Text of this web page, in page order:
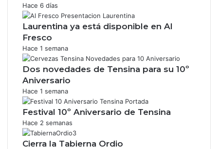
Hace 6 días
Laurentina ya está disponible en Al
Fresco
Hace 1 semana
Dos novedades de Tensina para su 10º
Aniversario
Hace 1 semana
Festival 10º Aniversario de Tensina
Hace 2 semanas
Cierra la Tabierna Ordio